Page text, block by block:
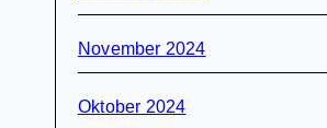
November 2024
Oktober 2024